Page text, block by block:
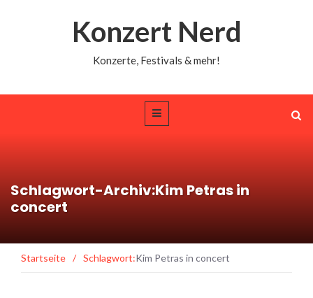
Konzert Nerd
Konzerte, Festivals & mehr!
Schlagwort-Archiv:Kim Petras in
concert
Startseite / Schlagwort:Kim Petras in concert